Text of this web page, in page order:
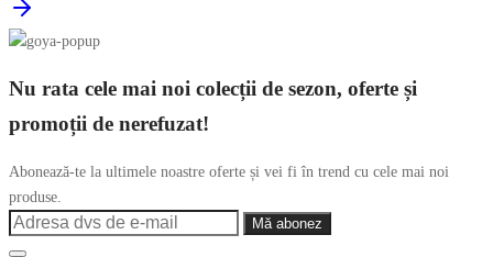
Nu rata cele mai noi colecții de sezon, oferte și
promoții de nerefuzat!
Abonează-te la ultimele noastre oferte și vei fi în trend cu cele mai noi
produse.